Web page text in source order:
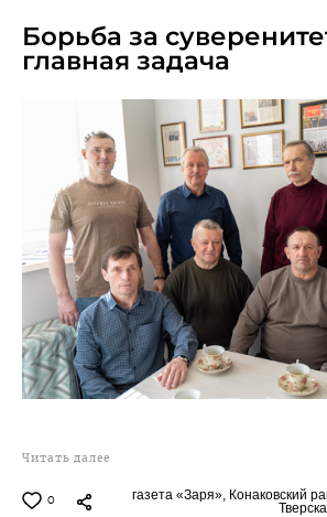
Читать далее
0 газета «Заря», Конаковский
Борьба за
главная задача